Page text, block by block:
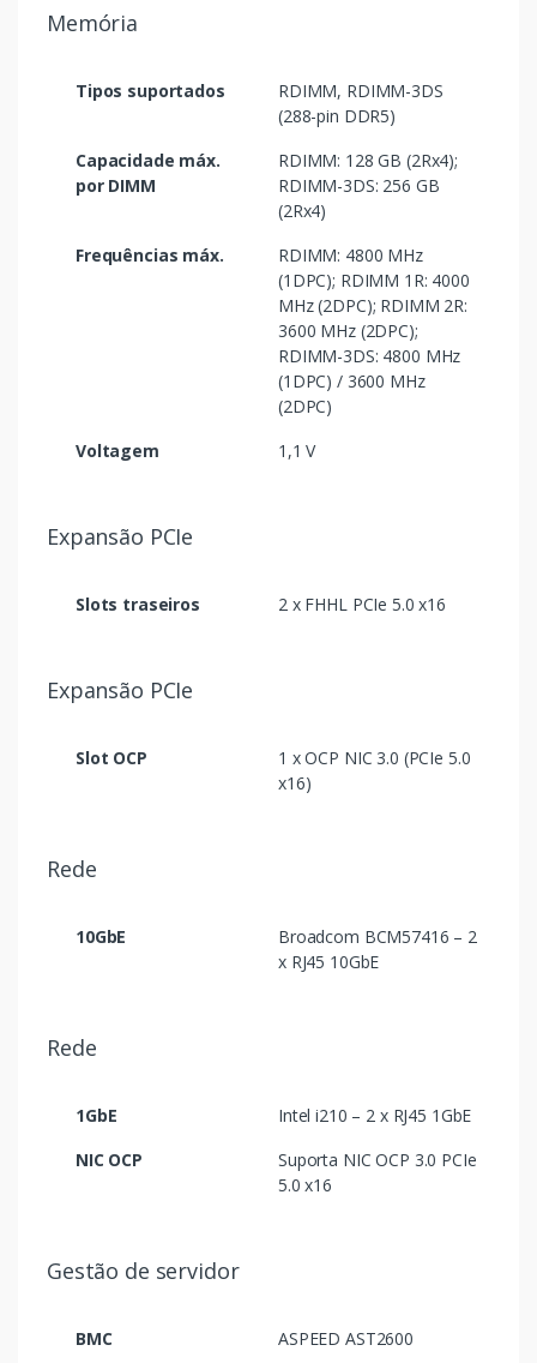
Memória
Tipos suportados
RDIMM, RDIMM-3DS
(288-pin DDR5)
Capacidade máx.
por DIMM
RDIMM: 128 GB (2Rx4);
RDIMM-3DS: 256 GB
(2Rx4)
Frequências máx.
RDIMM: 4800 MHz
(1DPC); RDIMM 1R: 4000
MHz (2DPC); RDIMM 2R:
3600 MHz (2DPC);
RDIMM-3DS: 4800 MHz
(1DPC) / 3600 MHz
(2DPC)
Voltagem
1,1 V
Expansão PCIe
Slots traseiros 2 x FHHL PCIe 5.0 x16
Expansão PCIe
Slot OCP
1 x OCP NIC 3.0 (PCIe 5.0
x16)
Rede
10GbE
Broadcom BCM57416 – 2
x RJ45 10GbE
Rede
1GbE
Intel i210 – 2 x RJ45 1GbE
NIC OCP
Suporta NIC OCP 3.0 PCIe
5.0 x16
Gestão de servidor
BMC ASPEED AST2600